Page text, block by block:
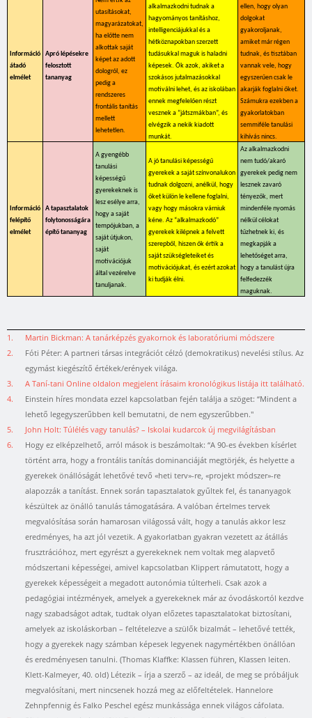
Információ
átadó
elmélet
Apró lépésekre
felosztott
tananyag
utasításokat,
magyarázatokat,
ha előtte nem
alkottak saját
képet az adott
dologról, ez
pedig a
rendszeres
frontális tanítás
mellett
lehetetlen.
alkalmazkodni tudnak a
hagyományos tanításhoz,
intelligenciájukkal és a
hétköznapokban szerzett
tudásukkal maguk is haladni
képesek. Ők azok, akiket a
szokásos jutalmazásokkal
motiválni lehet, és az iskolában
ennek megfelelően részt
vesznek a “játszmákban”, és
elvégzik a nekik kiadott
munkát.
ellen, hogy olyan
dolgokat
gyakoroljanak,
amiket már régen
tudnak, és tisztában
vannak vele, hogy
egyszerűen csak le
akarják foglalni őket.
Számukra ezekben a
gyakorlatokban
semmiféle tanulási
kihívás nincs.
Információ
felépítő
elmélet
A tapasztalatok
folytonosságára
építő tananyag
A gyengébb
tanulási
képességű
gyerekeknek is
lesz esélye arra,
hogy a saját
tempójukban, a
saját útjukon,
saját
motivációjuk
által vezérelve
tanuljanak.
A jó tanulási képességű
gyerekek a saját színvonalukon
tudnak dolgozni, anélkül, hogy
őket külön le kellene foglalni,
vagy hogy másokra várniuk
kéne. Az “alkalmazkodó”
gyerekek kilépnek a felvett
szerepből, hiszen ők értik a
saját szükségleteiket és
motivációjukat, és ezért azokat
ki tudják élni.
Az alkalmazkodni
nem tudó/akaró
gyerekek pedig nem
lesznek zavaró
tényezők, mert
mindenféle nyomás
nélkül célokat
tűzhetnek ki, és
megkapják a
lehetőséget arra,
hogy a tanulást újra
felfedezzék
maguknak.
1.
Martin Bickman: A tanárképzés gyakornok és laboratóriumi módszere
2.
Fóti Péter: A partneri társas integrációt célzó (demokratikus) nevelési stílus. Az
egymást kiegészítő értékek/erények világa.
3.
A Taní-tani Online oldalon megjelent írásaim kronológikus listája itt található.
4.
Einstein híres mondata ezzel kapcsolatban fején találja a szöget: “Mindent a
lehető legegyszerűbben kell bemutatni, de nem egyszerűbben."
5.
John Holt: Túlélés vagy tanulás? – Iskolai kudarcok új megvilágításban
6.
Hogy ez elképzelhető, arról mások is beszámoltak: “A 90-es években kísérlet
történt arra, hogy a frontális tanítás dominanciáját megtörjék, és helyette a
gyerekek önállóságát lehetővé tevő «heti terv»-re, «projekt módszer»-re
alapozzák a tanítást. Ennek során tapasztalatok gyűltek fel, és tananyagok
készültek az önálló tanulás támogatására. A valóban értelmes tervek
megvalósítása során hamarosan világossá vált, hogy a tanulás akkor lesz
eredményes, ha azt jól vezetik. A gyakorlatban gyakran vezetett az átállás
frusztrációhoz, mert egyrészt a gyerekeknek nem voltak meg alapvető
módszertani képességei, amivel kapcsolatban Klippert rámutatott, hogy a
gyerekek képességeit a megadott autonómia túlterheli. Csak azok a
pedagógiai intézmények, amelyek a gyerekeknek már az óvodáskortól kezdve
nagy szabadságot adtak, tudtak olyan előzetes tapasztalatokat biztosítani,
amelyek az iskoláskorban – feltételezve a szülők bizalmát – lehetővé tették,
hogy a gyerekek nagy számban képesek legyenek nagymértékben önállóan
és eredményesen tanulni. (Thomas Klaffke: Klassen führen, Klassen leiten.
Klett-Kalmeyer, 40. old) Létezik – írja a szerző – az ideál, de meg se próbáljuk
megvalósítani, mert nincsenek hozzá meg az előfeltételek. Hannelore
Zehnpfennig és Falko Peschel egész munkássága ennek világos cáfolata.